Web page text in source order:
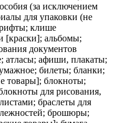
(за исключением
для упаковки (не
клише
[краски]; альбомы;
документов
атласы; афиши, плакаты;
билеты; бланки;
товары]; блокноты;
для рисования,
браслеты для
брошюры;